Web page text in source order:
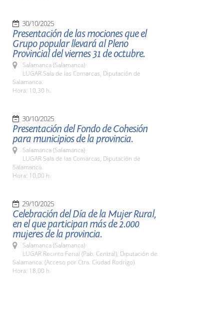
30/10/2025
Presentación de las mociones que el
Grupo popular llevará al Pleno
Provincial del viernes 31 de octubre.
Salamanca (Salamanca)
LUGAR Sala de las Comarcas, Diputación de
Salamanca.
Hora: 10,30 h.
30/10/2025
Presentación del Fondo de Cohesión
para municipios de la provincia.
Salamanca (Salamanca)
LUGAR Sala de las Comarcas, Diputación de
Salamanca.
Hora: 10,00 h.
29/10/2025
Celebración del Día de la Mujer Rural,
en el que participan más de 2.000
mujeres de la provincia.
Salamanca (Salamanca)
LUGAR Recinto Ferial (Pab. Central), Diputación de
Salamanca. (Acceso por Ctra. Ciudad Rodrigo)
Hora: 18,00 h